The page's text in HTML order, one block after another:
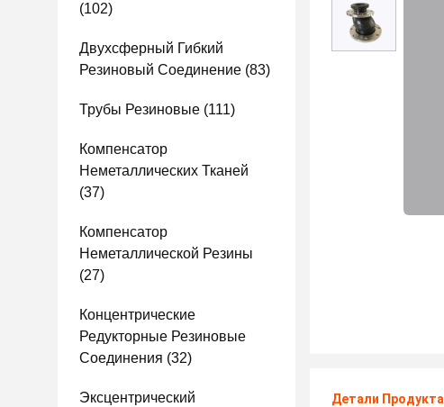
(102)
Двухсферный Гибкий
Резиновый Соединение (83)
Трубы Резиновые (111)
Компенсатор
Неметаллических Тканей
(37)
Компенсатор
Неметаллической Резины
(27)
Концентрические
Редукторные Резиновые
Соединения (32)
Эксцентрический
Детали Продукта